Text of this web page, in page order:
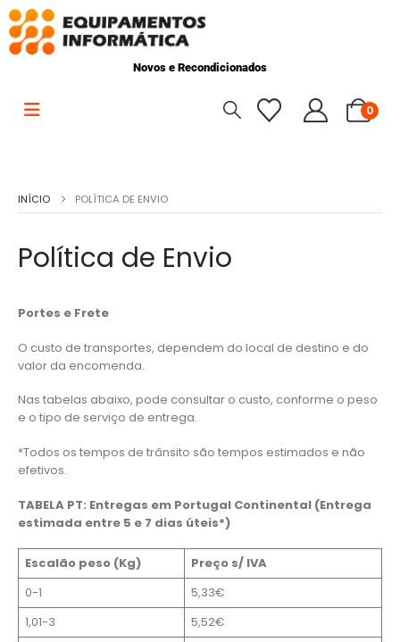
Novos e Recondicionados
0
INÍCIO POLÍTICA DE ENVIO
Política de Envio
Portes e Frete
O custo de transportes, dependem do local de destino e do
valor da encomenda.
Nas tabelas abaixo, pode consultar o custo, conforme o peso
e o tipo de serviço de entrega.
*Todos os tempos de trânsito são tempos estimados e não
efetivos.
TABELA PT: Entregas em Portugal Continental (Entrega
estimada entre 5 e 7 dias úteis*)
Escalão peso (Kg)
Preço s/ IVA
0-1
5,33€
1,01-3
5,52€